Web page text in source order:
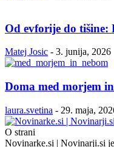
Od evforije do
Matej Josic - 3. junija, 2026
Doma med morjem
laura.svetina - 29. maja,
O strani
Novinarke.si | Novinarji.si